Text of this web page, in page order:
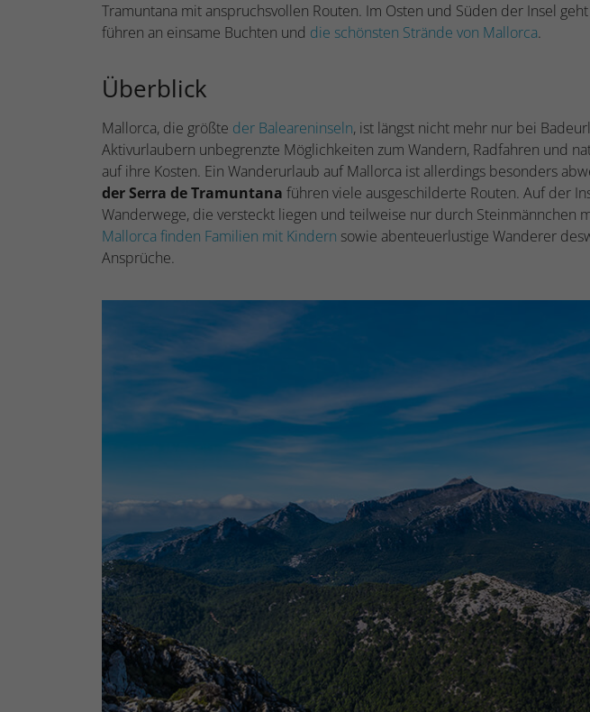
Tramuntana mit anspruchsvollen Routen. Im Osten und Süden der Insel
führen an einsame Buchten und die schönsten Strände von Mallorca.
Überblick
Mallorca, die größte der Baleareninseln, ist längst nicht mehr nur bei
Aktivurlaubern unbegrenzte Möglichkeiten zum Wandern, Radfahren und
auf ihre Kosten. Ein Wanderurlaub auf Mallorca ist allerdings besonders
der Serra de Tramuntana führen viele ausgeschilderte Routen. Auf der
Wanderwege, die versteckt liegen und teilweise nur durch Steinmännchen
Mallorca finden Familien mit Kindern sowie abenteuerlustige Wanderer
Ansprüche.